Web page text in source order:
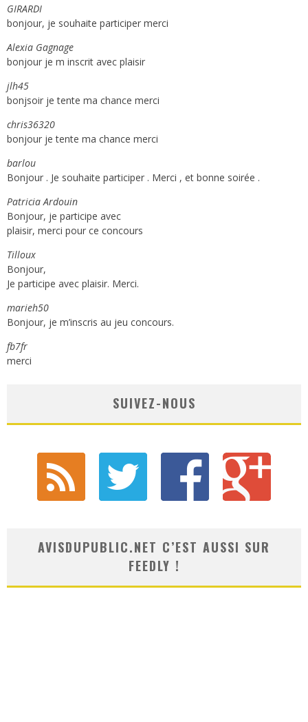
GIRARDI
bonjour, je souhaite participer merci
Alexia Gagnage
bonjour je m inscrit avec plaisir
jlh45
bonjsoir je tente ma chance merci
chris36320
bonjour je tente ma chance merci
barlou
Bonjour . Je souhaite participer . Merci , et bonne soirée .
Patricia Ardouin
Bonjour, je participe avec
plaisir, merci pour ce concours
Tilloux
Bonjour,
Je participe avec plaisir. Merci.
marieh50
Bonjour, je m’inscris au jeu concours.
fb7fr
merci
SUIVEZ-NOUS
AVISDUPUBLIC.NET C’EST AUSSI SUR
FEEDLY !